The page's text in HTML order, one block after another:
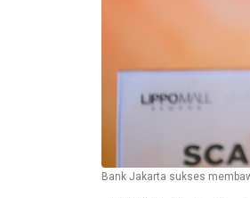
Bank Jakarta sukses